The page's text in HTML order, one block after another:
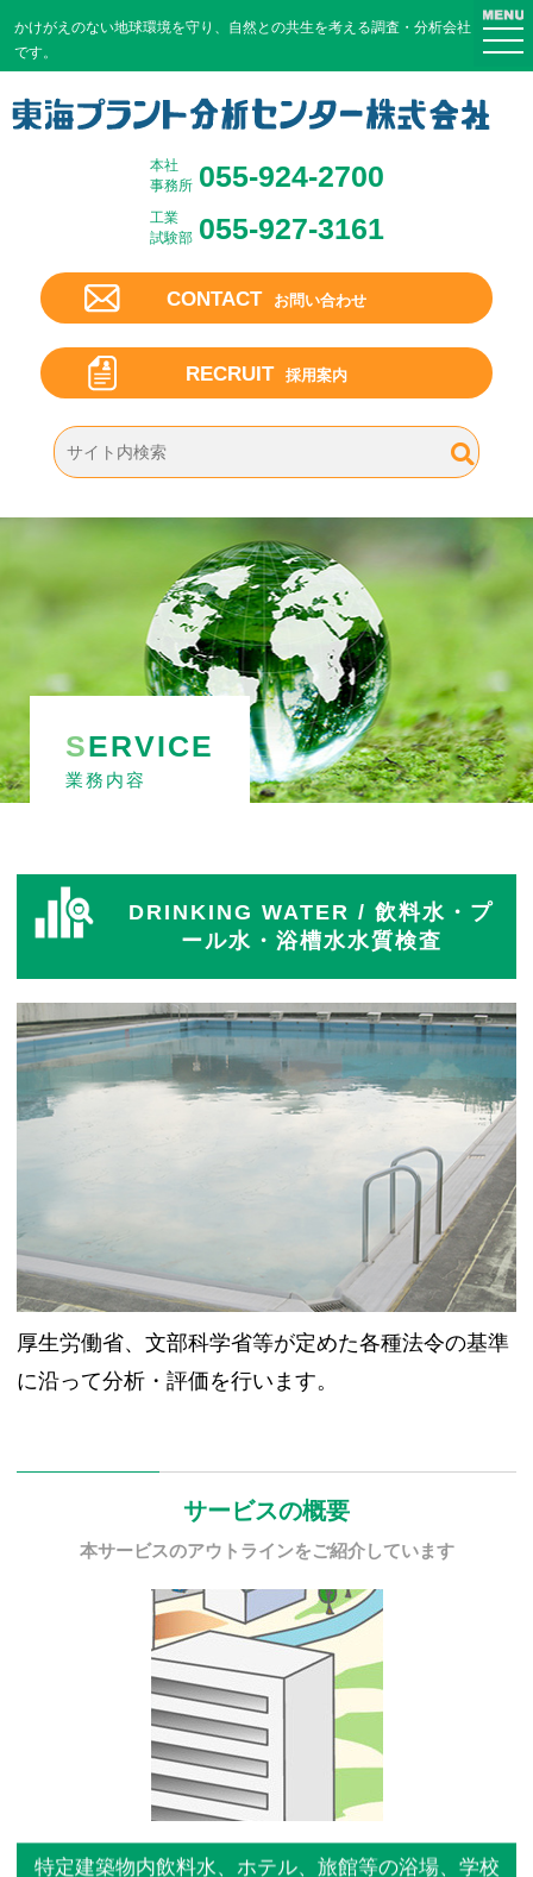
かけがえのない地球環境を守り、 自然との共生を考える調査・分析会社
です。
本社
事務所 055-924-2700
工業
試験部 055-927-3161
CONTACT お問い合わせ
RECRUIT 採用案内
SERVICE
業務内容
DRINKING WATER / 飲料水・プ
ール水・浴槽水水質検査
厚生労働省、文部科学省等が定めた各種法令の基準
に沿って分析・評価を行います。
サービスの概要
本サービスのアウトラインをご紹介しています
特定建築物内飲料水、ホテル、旅館等の浴場、学校